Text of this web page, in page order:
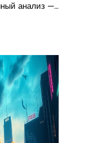
анализ —…